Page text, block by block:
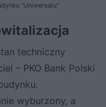
"Uniwersalu"
techniczny
– PKO Bank Polski
wyburzony, a